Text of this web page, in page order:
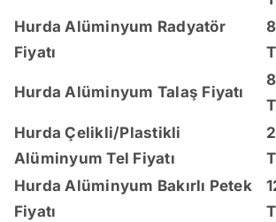
Hurda Alüminyum Radyatör
Fiyatı
Hurda Alüminyum Talaş Fiyatı
Hurda Çelikli/Plastikli
Alüminyum Tel Fiyatı
Hurda Alüminyum Bakırlı Petek
Fiyatı